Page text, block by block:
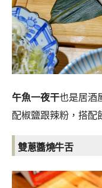
午魚一夜干也是居酒
配椒鹽跟辣粉，搭配
雙蔥醬燒牛舌